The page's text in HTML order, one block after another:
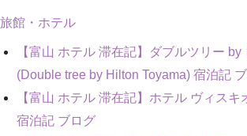
旅館・ホテル
【富山 ホテル 滞在記】ダブルツリー by
(Double tree by Hilton Toyama) 宿泊記
【富山 ホテル 滞在記】ホテル ヴィスキ
宿泊記 ブログ